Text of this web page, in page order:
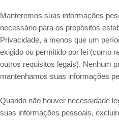
Manteremos suas informações
necessário para os propósitos
Privacidade, a menos que um
exigido ou permitido por lei (como
outros requisitos legais). Nenhum
mantenhamos suas informações
Quando não houver necessidade
suas informações pessoais,